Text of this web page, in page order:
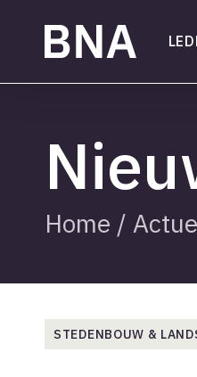
Home /
STEDENBOUW &